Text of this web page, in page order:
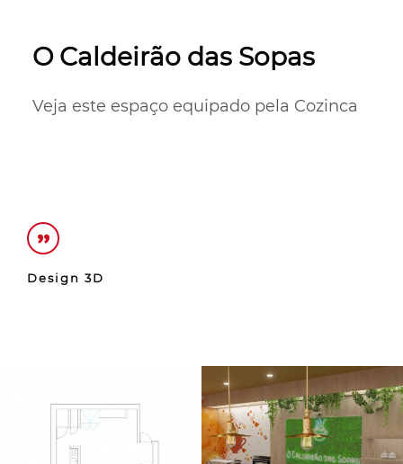
O Caldeirão das Sopas
Veja este espaço equipado pela Cozinca
Design 3D